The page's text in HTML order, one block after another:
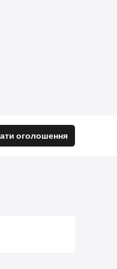
оголошення